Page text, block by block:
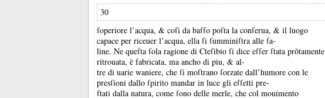
30
ſoperiore l’acqua, & coſi da baſſo poſta la conſerua, & il luogo
capace per riceuer l’acqua, ella ſi ſumminiſtra alle ſa-
line. Ne queſta ſola ragione di Cteſibio ſi dice eſſer ſtata prõtamente
ritrouata, è fabricata, ma ancho di piu, & al-
tre di uarie waniere, che ſi moſtrano ſorzate dall’humore con le
presſioni dallo ſpirito mandar in luce gli eſſetti pre-
ſtati dalla natura, come ſono delle merle, che col mouimento